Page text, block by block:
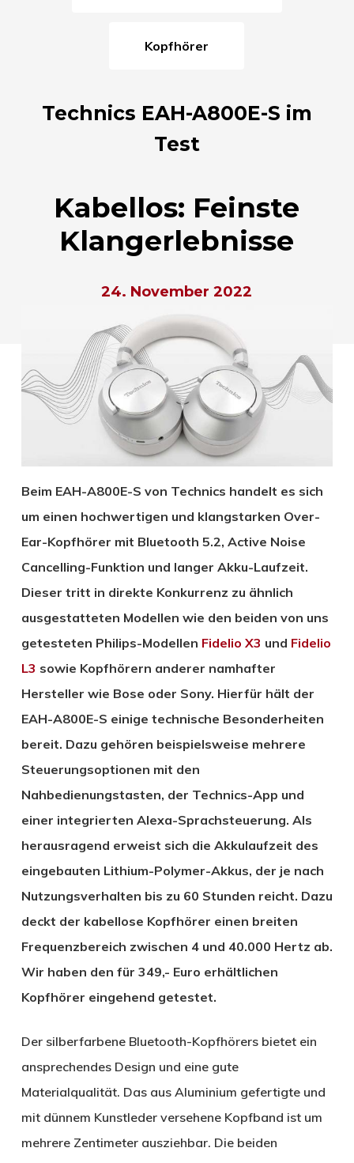
Kopfhörer
Technics EAH-A800E-S im
Test
Kabellos: Feinste
Klangerlebnisse
24. November 2022
Beim EAH-A800E-S von Technics handelt es sich
um einen hochwertigen und klangstarken Over-
Ear-Kopfhörer mit Bluetooth 5.2, Active Noise
Cancelling-Funktion und langer Akku-Laufzeit.
Dieser tritt in direkte Konkurrenz zu ähnlich
ausgestatteten Modellen wie den beiden von uns
getesteten Philips-Modellen Fidelio X3 und Fidelio
L3 sowie Kopfhörern anderer namhafter
Hersteller wie Bose oder Sony. Hierfür hält der
EAH-A800E-S einige technische Besonderheiten
bereit. Dazu gehören beispielsweise mehrere
Steuerungsoptionen mit den
Nahbedienungstasten, der Technics-App und
einer integrierten Alexa-Sprachsteuerung. Als
herausragend erweist sich die Akkulaufzeit des
eingebauten Lithium-Polymer-Akkus, der je nach
Nutzungsverhalten bis zu 60 Stunden reicht. Dazu
deckt der kabellose Kopfhörer einen breiten
Frequenzbereich zwischen 4 und 40.000 Hertz ab.
Wir haben den für 349,- Euro erhältlichen
Kopfhörer eingehend getestet.
Der silberfarbene Bluetooth-Kopfhörers bietet ein
ansprechendes Design und eine gute
Materialqualität. Das aus Aluminium gefertigte und
mit dünnem Kunstleder versehene Kopfband ist um
mehrere Zentimeter ausziehbar. Die beiden